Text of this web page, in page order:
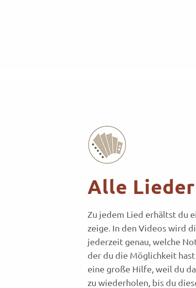
Alle
Zu jedem Lied erhältst du
zeige. In den Videos wird
jederzeit genau, welche
der du die Möglichkeit
eine große Hilfe, weil du
zu wiederholen, bis du